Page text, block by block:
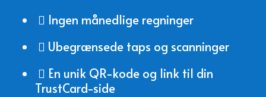
 Ingen månedlige regninger
 Ubegrænsede taps og scanninger
 En unik QR-kode og link til din
TrustCard-side